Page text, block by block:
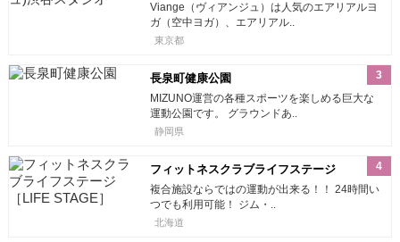
Viange（ヴィアンジュ）は人気のエアリアルヨ
ガ（空中ヨガ）、エアリアル..
東京都
3
長泉町健康公園
MIZUNO運営の各種スポーツを楽しめる巨大な
運動公園です。 グラウンドあ..
静岡県
4
フィットネスクラブライフステージ
［LIFE STAGE］
複合施設ならではの運動が出来る！！ 24時間い
つでも利用可能！ ジム・..
北海道